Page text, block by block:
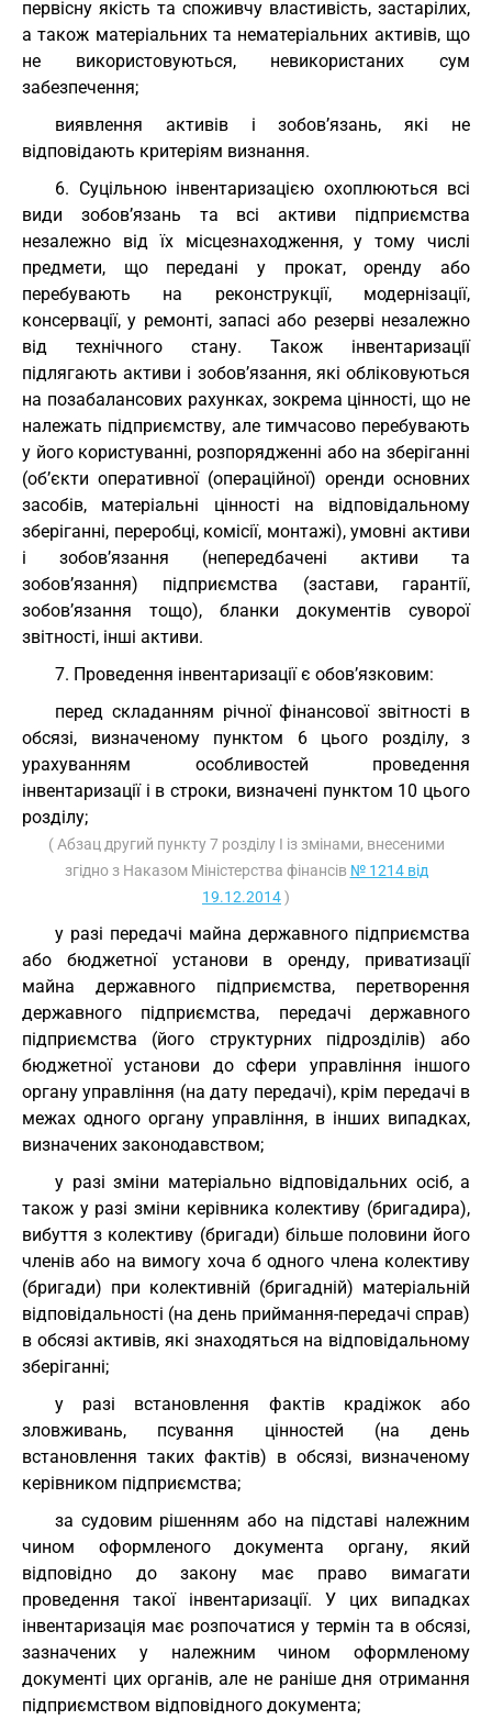
первісну якість та споживчу властивість, застарілих,
а також матеріальних та нематеріальних активів, що
не використовуються, невикористаних сум
забезпечення;
виявлення активів і зобов’язань, які не
відповідають критеріям визнання.
6. Суцільною інвентаризацією охоплюються всі
види зобов’язань та всі активи підприємства
незалежно від їх місцезнаходження, у тому числі
предмети, що передані у прокат, оренду або
перебувають на реконструкції, модернізації,
консервації, у ремонті, запасі або резерві незалежно
від технічного стану. Також інвентаризації
підлягають активи і зобов’язання, які обліковуються
на позабалансових рахунках, зокрема цінності, що не
належать підприємству, але тимчасово перебувають
у його користуванні, розпорядженні або на зберіганні
(об’єкти оперативної (операційної) оренди основних
засобів, матеріальні цінності на відповідальному
зберіганні, переробці, комісії, монтажі), умовні активи
і зобов’язання (непередбачені активи та
зобов’язання) підприємства (застави, гарантії,
зобов’язання тощо), бланки документів суворої
звітності, інші активи.
7. Проведення інвентаризації є обов’язковим:
перед складанням річної фінансової звітності в
обсязі, визначеному пунктом 6 цього розділу, з
урахуванням особливостей проведення
інвентаризації і в строки, визначені пунктом 10 цього
розділу;
( Абзац другий пункту 7 розділу I із змінами, внесеними
згідно з Наказом Міністерства фінансів № 1214 від
19.12.2014)
у разі передачі майна державного підприємства
або бюджетної установи в оренду, приватизації
майна державного підприємства, перетворення
державного підприємства, передачі державного
підприємства (його структурних підрозділів) або
бюджетної установи до сфери управління іншого
органу управління (на дату передачі), крім передачі в
межах одного органу управління, в інших випадках,
визначених законодавством;
у разі зміни матеріально відповідальних осіб, а
також у разі зміни керівника колективу (бригадира),
вибуття з колективу (бригади) більше половини його
членів або на вимогу хоча б одного члена колективу
(бригади) при колективній (бригадній) матеріальній
відповідальності (на день приймання-передачі справ)
в обсязі активів, які знаходяться на відповідальному
зберіганні;
у разі встановлення фактів крадіжок або
зловживань, псування цінностей (на день
встановлення таких фактів) в обсязі, визначеному
керівником підприємства;
за судовим рішенням або на підставі належним
чином оформленого документа органу, який
відповідно до закону має право вимагати
проведення такої інвентаризації. У цих випадках
інвентаризація має розпочатися у термін та в обсязі,
зазначених у належним чином оформленому
документі цих органів, але не раніше дня отримання
підприємством відповідного документа;